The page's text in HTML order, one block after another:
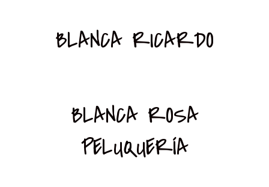
BLANCA RICARDO
BLANCA ROSA
PELUQUERÍA